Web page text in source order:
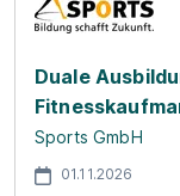
Duale
Sports GmbH
01.11.2026